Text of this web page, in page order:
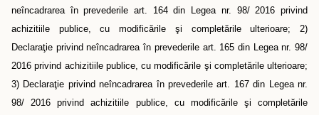
neîncadrarea în prevederile art. 164 din Legea nr. 98/ 2016 privind
achizitiile publice, cu modificările şi completările ulterioare; 2)
Declaraţie privind neîncadrarea în prevederile art. 165 din Legea nr. 98/
2016 privind achizitiile publice, cu modificările şi completările ulterioare;
3) Declaraţie privind neîncadrarea în prevederile art. 167 din Legea nr.
98/ 2016 privind achizitiile publice, cu modificările şi completările